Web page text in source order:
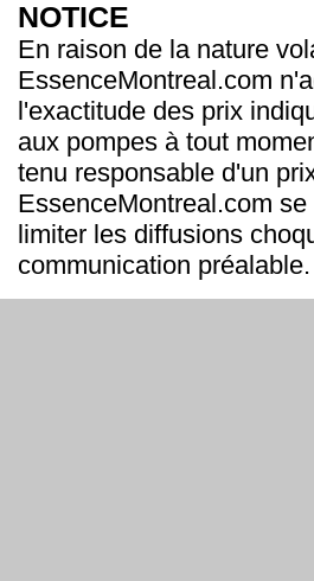
NOTICE
En raison de la nature
EssenceMontreal.com
l'exactitude des prix
aux pompes à tout
tenu responsable d'un
EssenceMontreal.com
limiter les diffusions
communication préalable.